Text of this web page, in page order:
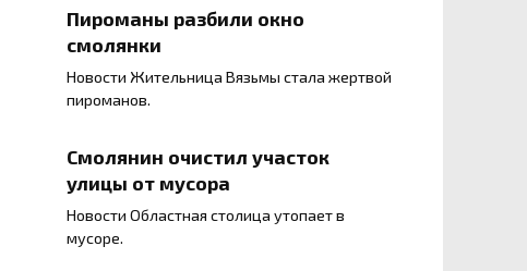
Пироманы разбили окно
смолянки
Новости Жительница Вязьмы стала жертвой
пироманов.
Смолянин очистил участок
улицы от мусора
Новости Областная столица утопает в
мусоре.